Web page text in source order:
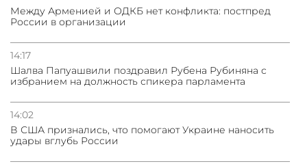
Между Арменией и ОДКБ нет конфликта: постпред
России в организации
14:17
Шалва Папуашвили поздравил Рубена Рубиняна с
избранием на должность спикера парламента
14:02
В США признались, что помогают Украине наносить
удары вглубь России